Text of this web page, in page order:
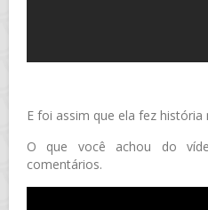
E foi assim que ela fez
O que você achou do
comentários.